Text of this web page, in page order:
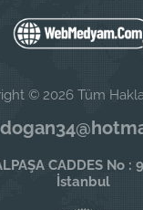
© 2026 Tüm
CADDES
İstanbul